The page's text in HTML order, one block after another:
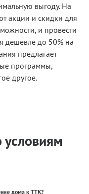
выгоду. На
акции и скидки для
и провести
дешевле до 50% на
предлагает
программы,
другое.
дома к ТТК?